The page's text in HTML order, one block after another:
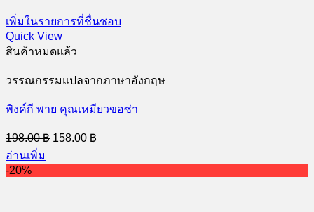
เพิ่มในรายการที่ชื่นชอบ
Quick View
สินค้าหมดแล้ว
วรรณกรรมแปลจากภาษาอังกฤษ
พิงค์กี พาย คุณเหมียวขอซ่า
198.00฿ Original
price
198.00 ฿.
158.00 ฿
price
158.00 ฿.
อ่านเพิ่ม
-20%